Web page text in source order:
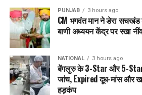
PUNJAB 3 hours ago
CM भगवंत मान ने डेरा सचखंड
बाणी अध्ययन केंद्र पर रखा
NATIONAL 3 hours ago
बेंगलुरु के 3-Star और 5-Star
जांच, Expired दूध-मांस और
हड़कंप